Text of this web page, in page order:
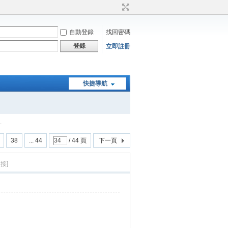
自動登錄
找回密碼
登錄
立即註冊
快捷導航
38 ... 44 / 44 頁 下一頁
]